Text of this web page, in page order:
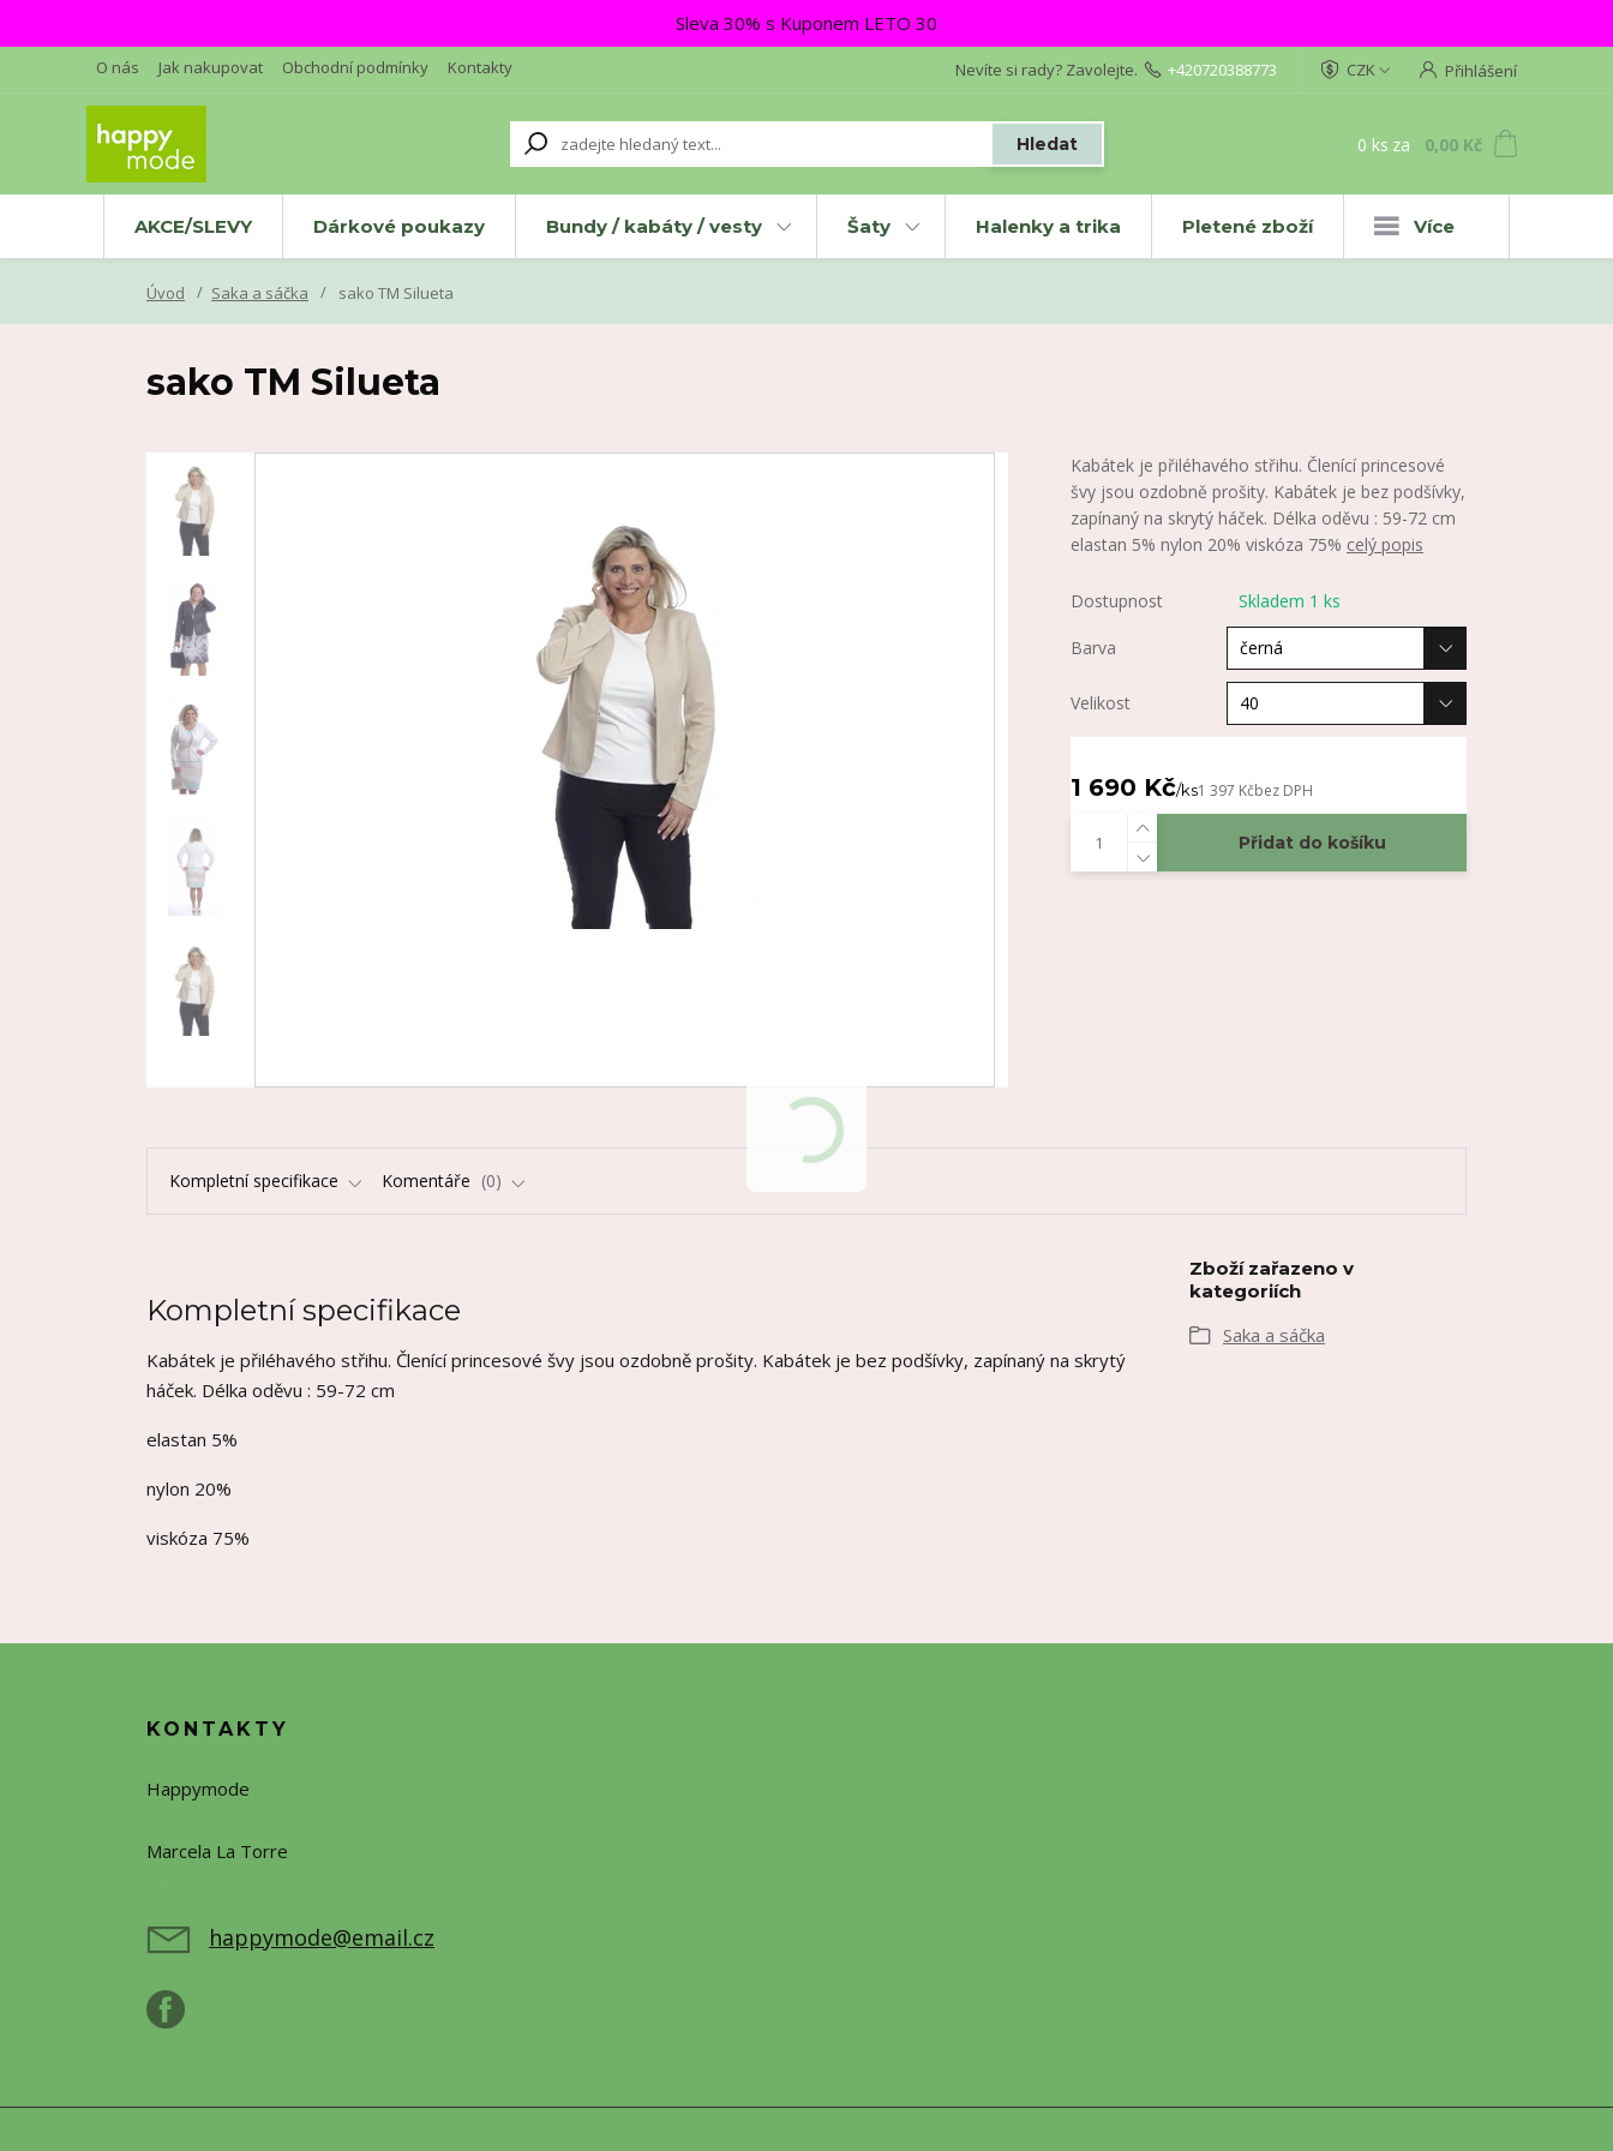
Sleva 30% s Kuponem LETO 30
O nás Jak nakupovat Obchodní podmínky Kontakty CZK Přihlášení
Hledat
Nevíte si rady? Zavolejte. +420720388773
0 ks za 0,00 Kč
AKCE/SLEVY Dárkové poukazy Bundy / kabáty / vesty Šaty Halenky a trika Pletené zboží Více
Úvod Saka a sáčka sako TM Silueta
sako TM Silueta
Kabátek je přiléhavého střihu. Členící princesové
švy jsou ozdobně prošity. Kabátek je bez podšívky,
zapínaný na skrytý háček. Délka oděvu : 59-72 cm
elastan 5% nylon 20% viskóza 75% celý popis
Dostupnost Skladem 1 ks
Barva
Velikost
1 690 Kč/ks1 397 Kčbez DPH
Přidat do košíku
Kompletní specifikace Komentáře 0
Kompletní specifikace
Kabátek je přiléhavého střihu. Členící princesové švy jsou ozdobně prošity. Kabátek je bez podšívky, zapínaný na skrytý
háček. Délka oděvu : 59-72 cm
elastan 5%
nylon 20%
viskóza 75%
Zboží zařazeno v
kategoriích
Saka a sáčka
KONTAKTY
Happymode
Marcela La Torre
happymode@email.cz